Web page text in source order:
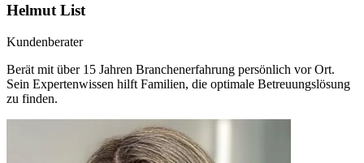
Helmut List
Kundenberater
Berät mit über 15 Jahren Branchenerfahrung persönlich vor Ort.
Sein Expertenwissen hilft Familien, die optimale Betreuungslösung
zu finden.